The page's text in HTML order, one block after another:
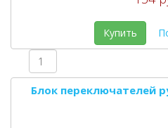
Купить
Блок переключателей